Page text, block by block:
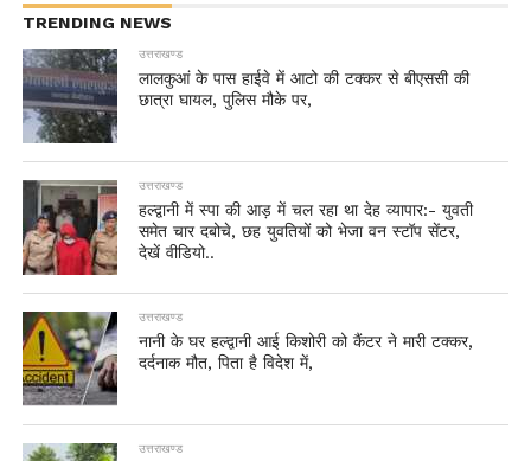
TRENDING NEWS
उत्तराखण्ड
लालकुआं के पास हाईवे में आटो की टक्कर से बीएससी की
छात्रा घायल, पुलिस मौके पर,
उत्तराखण्ड
हल्द्वानी में स्पा की आड़ में चल रहा था देह व्यापार:- युवती
समेत चार दबोचे, छह युवतियों को भेजा वन स्टॉप सेंटर,
देखें वीडियो..
उत्तराखण्ड
नानी के घर हल्द्वानी आई किशोरी को कैंटर ने मारी टक्कर,
दर्दनाक मौत, पिता है विदेश में,
उत्तराखण्ड